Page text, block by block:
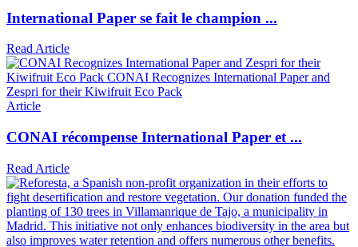
International Paper se fait le champion ...
Read Article
Article
CONAI récompense International Paper et ...
Read Article